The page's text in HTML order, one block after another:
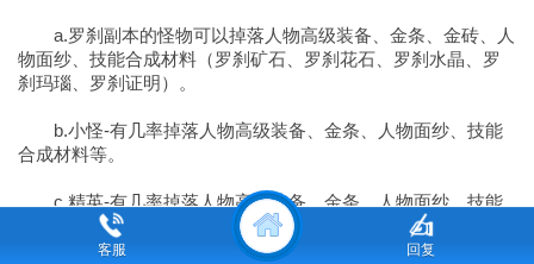
a.罗刹副本的怪物可以掉落人物高级装备、金条、金砖、人
物面纱、技能合成材料（罗刹矿石、罗刹花石、罗刹水晶、罗
刹玛瑙、罗刹证明）。
b.小怪-有几率掉落人物高级装备、金条、人物面纱、技能
合成材料等。
c.精英-有几率掉落人物高级装备、金条、人物面纱、技能
合成材料等。
客服 回复